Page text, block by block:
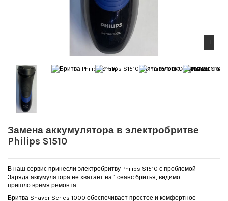
Замена аккумулятора в электробритве
Philips S1510
В наш сервис принесли электробритву Philips S1510 с проблемой -
Заряда аккумулятора не хватает на 1 сеанс бритья, видимо
пришло время ремонта.
Бритва Shaver Series 1000 обеспечивает простое и комфортное